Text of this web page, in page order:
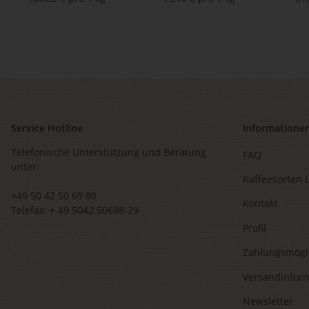
Service Hotline
Telefonische Unterstützung und Beratung
unter:
+49 50 42 50 69 80
Telefax: + 49 5042 50698-29
FAQ
Kaffeesorten
Kontakt
Profil
Newsletter